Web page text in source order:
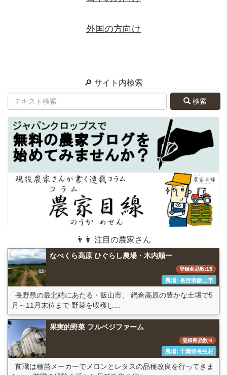
外国の方向け
🔎 サイト内検索
検索
👨👩 注目の農家さん
なべくら高原 ひぐらし農場・木内順一
登録商品数:15
農場: 長野県飯山市
長野県の最北端にあたる・飯山市、 鍋倉高原の豊かな土壌で5
月～11月末位まで 野菜を収穫し...
果実的野菜 フルベジファーム
登録商品数:6
農場: 千葉県長生村
前職は種苗メーカーでメロンとレタスの品種改良を行ってきま